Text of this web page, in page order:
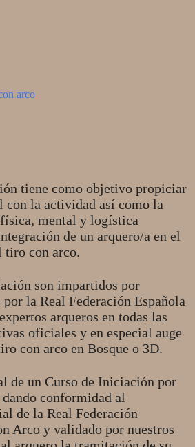
arco
tiene como objetivo propiciar
con la actividad así como la
mental y logística
de un arquero/a en el
tiro con arco.
son impartidos por
la Real Federación Española
arqueros en todas las
oficiales y en especial auge
con arco en Bosque o 3D.
de un Curso de Iniciación por
conformidad al
de la Real Federación
Arco y validado por nuestros